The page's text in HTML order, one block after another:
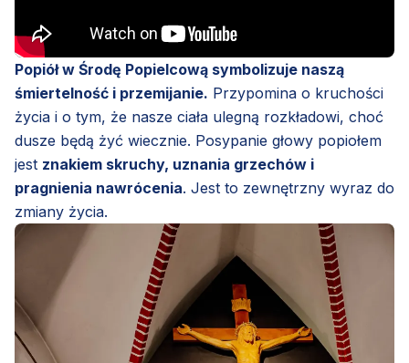
Popiół w Środę Popielcową symbolizuje naszą
śmiertelność i przemijanie. Przypomina o kruchości
życia i o tym, że nasze ciała ulegną rozkładowi, choć
dusze będą żyć wiecznie. Posypanie głowy popiołem
jest znakiem skruchy, uznania grzechów i
pragnienia nawrócenia. Jest to zewnętrzny wyraz do
zmiany życia.